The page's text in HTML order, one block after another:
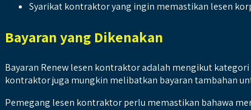
Syarikat kontraktor yang ingin memastikan lesen
Bayaran yang Dikenakan
Bayaran Renew lesen kontraktor adalah mengikut
kontraktor juga mungkin melibatkan bayaran tambahan
Pemegang lesen kontraktor perlu memastikan bahawa